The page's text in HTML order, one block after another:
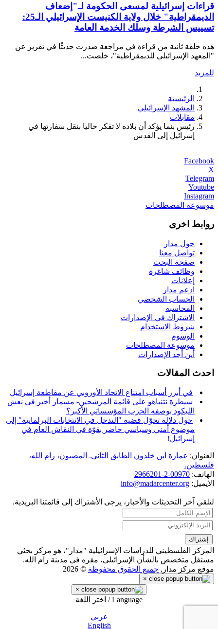
قراءات إسرائيلية لمسعى الحكومة لـ"إضعاف
الديمقراطية" خلال ولاية الكنيست الإسرائيلي الـ25:
تسييس الشرطة وسلك الخدمة العامة
هذه حلقة ثانية من قراءة في مراجعة صدرت حديثًا في تقرير عن
"المعهد الإسرائيلي للديمقراطية"، خلصت...
للمزيد
الرئيسية
المشهد الإسرائيلي
مقابلات
رئيس بنما يؤكد أن بلاده لا تفكر حاليا بنقل سفارتها في
إسرائيل إلى القدس
Facebook
X
Telegram
Youtube
Instagram
موسوعة المصطلحات
روابط اخرى
حول مدار
تواصل معنا
صفحة البحث
وظائف شاغرة
إعلانات
ادعم مدار
الحساب الشخصي
المحاسبه
الاشتراك في الإصدارات
شروط الاستخدام
الوسوم
موسوعة المصطلحات
أين أجد الإصدارات
احدث المقالات
في أبرز أسباب امتناع الاتحاد الأوروبي عن مقاطعة إسرائيل
سيطرة نتنياهو على قائمة المرشحين- مسمار أخير في نعش
الليكود بوصفه الحزب المؤسساتي الأكبر؟
حول دلالة تحوّل قضية "التدخل في الانتخابات البرلمانية" إلى
موضوع أمني وسياسي حاضر بقوّة في النقاش العام في
إسرائيل!
العنوان: عمارة ابن خلدون الطابق الثاني. المصيون، رام الله،
فلسطين.
الهاتف: 00970-2-2966201
الايميل: info@madarcenter.org
لتلقي آخر التحديثات والأخبار، يرجى الأشتراك إلى قائمتنا البريدية.
المركز الفلسطيني للدراسات الإسرائيلية "مدار"، هو مركز بحثي
مستقل متخصص بالشأن الإسرائيلي، مقره في مدينة رام الله.
موقع مركز مدار, جميع الحقوق محفوظة © 2026
×
×
Language / اختر اللغة
عربي
English